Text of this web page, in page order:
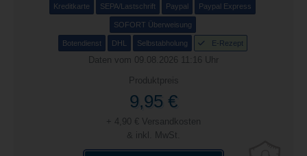
Kreditkarte SEPA/Lastschrift Paypal Paypal Express
SOFORT Überweisung
Botendienst DHL Selbstabholung E-Rezept
Daten vom 09.08.2026 11:16 Uhr
Produktpreis
9,95 €
+ 4,90 € Versandkosten
& inkl. MwSt.